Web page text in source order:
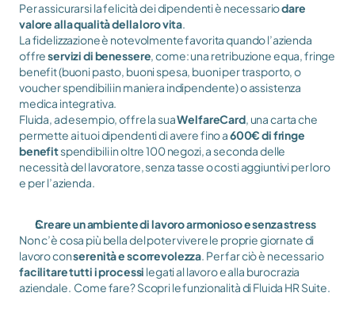
Per assicurarsi la felicità dei dipendenti è necessario dare
valore alla qualità della loro vita.
La fidelizzazione è notevolmente favorita quando l’azienda
offre servizi di benessere, come: una retribuzione equa, fringe
benefit (buoni pasto, buoni spesa, buoni per trasporto, o
voucher spendibili in maniera indipendente) o assistenza
medica integrativa.
Fluida, ad esempio, offre la sua WelfareCard, una carta che
permette ai tuoi dipendenti di avere fino a 600€ di fringe
benefit spendibili in oltre 100 negozi, a seconda delle
necessità del lavoratore, senza tasse o costi aggiuntivi per loro
e per l’azienda.
Creare un ambiente di lavoro armonioso e senza stress
Non c’è cosa più bella del poter vivere le proprie giornate di
lavoro con serenità e scorrevolezza
. Per far ciò è necessario
facilitare tutti i processi legati al lavoro e alla burocrazia
aziendale.  Come fare? Scopri le funzionalità di Fluida HR Suite.